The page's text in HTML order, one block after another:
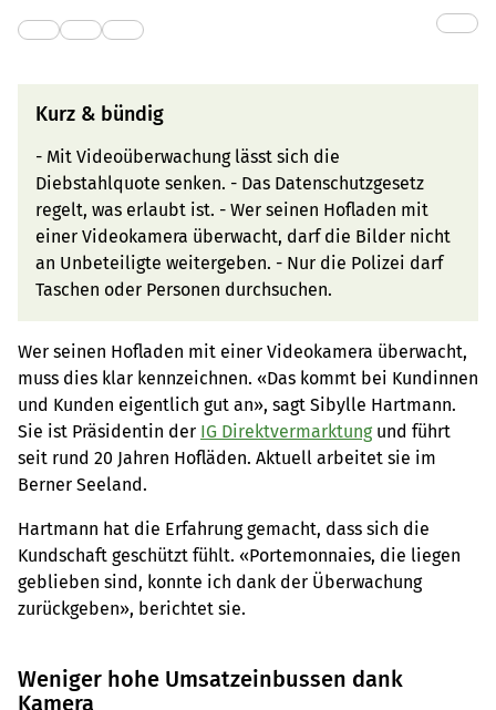
Kurz & bündig
- Mit Videoüberwachung lässt sich die
Diebstahlquote senken. - Das Datenschutzgesetz
regelt, was erlaubt ist. - Wer seinen Hofladen mit
einer Videokamera überwacht, darf die Bilder nicht
an Unbeteiligte weitergeben. - Nur die Polizei darf
Taschen oder Personen durchsuchen.
Wer seinen Hofladen mit einer Videokamera überwacht,
muss dies klar kennzeichnen. «Das kommt bei Kundinnen
und Kunden eigentlich gut an», sagt Sibylle Hartmann.
Sie ist Präsidentin der IG Direktvermarktungund führt
seit rund 20 Jahren Hofläden. Aktuell arbeitet sie im
Berner Seeland.
Hartmann hat die Erfahrung gemacht, dass sich die
Kundschaft geschützt fühlt. «Portemonnaies, die liegen
geblieben sind, konnte ich dank der Überwachung
zurückgeben», berichtet sie.
Weniger hohe Umsatzeinbussen dank
Kamera